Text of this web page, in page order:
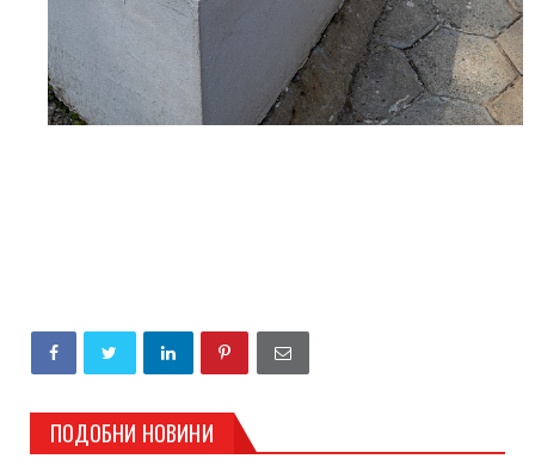
ПОДОБНИ НОВИНИ